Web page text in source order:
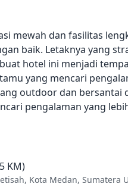
mewah dan fasilitas
baik. Letaknya yang
hotel ini menjadi
yang mencari
outdoor dan bersantai
pengalaman yang
KM)
Kota Medan, Sumatera